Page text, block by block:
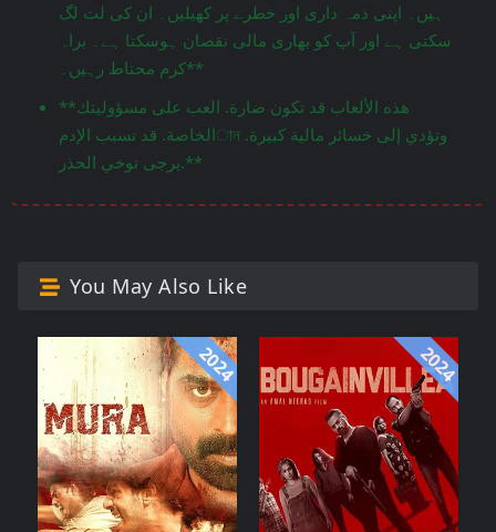
ہیں۔ اپنی ذمہ داری اور خطرے پر کھیلیں۔ ان کی لت لگ
سکتی ہے اور آپ کو بھاری مالی نقصان ہوسکتا ہے۔ براہ
کرم محتاط رہیں۔**
**هذه الألعاب قد تكون ضارة. العب على مسؤوليتك
الخاصة. قد تسبب الإدمান وتؤدي إلى خسائر مالية كبيرة.
يرجى توخي الحذر.**
You May Also Like
2024 2024